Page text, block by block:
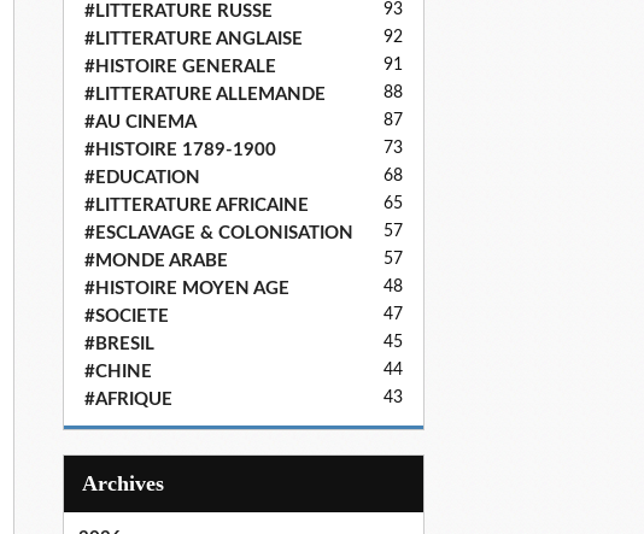
#LITTERATURE RUSSE 93
#LITTERATURE ANGLAISE 92
#HISTOIRE GENERALE 91
#LITTERATURE ALLEMANDE 88
#AU CINEMA 87
#HISTOIRE 1789-1900 73
#EDUCATION 68
#LITTERATURE AFRICAINE 65
#ESCLAVAGE & COLONISATION 57
#MONDE ARABE 57
#HISTOIRE MOYEN AGE 48
#SOCIETE 47
#BRESIL 45
#CHINE 44
#AFRIQUE 43
Archives